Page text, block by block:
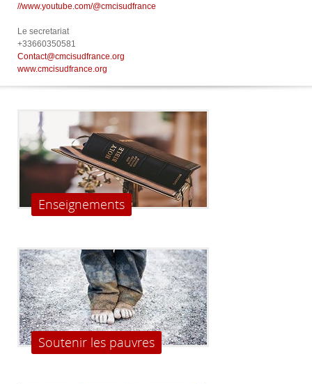
//www.youtube.com/@cmcisudfrance
Le secretariat
+33660350581
Contact@cmcisudfrance.org
www.cmcisudfrance.org
Enseignements
Soutenir les pauvres